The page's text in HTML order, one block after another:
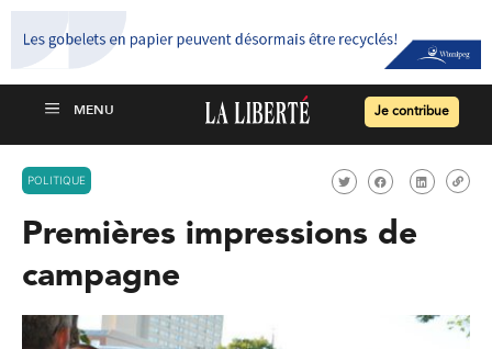
Je contribue
POLITIQUE
Premières impressions de
campagne